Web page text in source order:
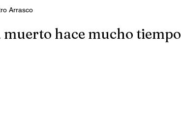
muerto hace mucho tiempo
Arrasco